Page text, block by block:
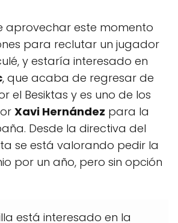
aprovechar este momento
para reclutar un jugador
y estaría interesado en
, que acaba de regresar de
el Besiktas y es uno de los
Xavi Hernández para la
Desde la directiva del
se está valorando pedir la
por un año, pero sin opción
está interesado en la